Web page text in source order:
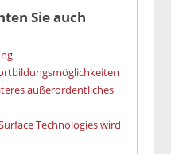
Sie auch
außerordentliches
Technologies wird